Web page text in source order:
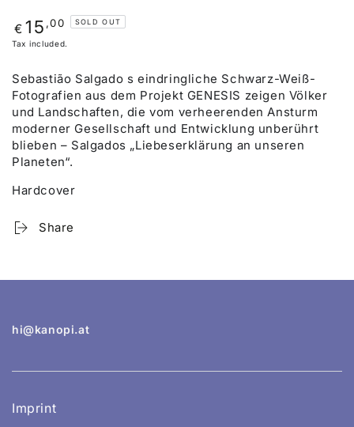
Regular
price
€ 15 ,00 SOLD OUT
Tax included.
Sebastião Salgado s eindringliche Schwarz-Weiß-
Fotografien aus dem Projekt GENESIS zeigen Völker
und Landschaften, die vom verheerenden Ansturm
moderner Gesellschaft und Entwicklung unberührt
blieben – Salgados „Liebeserklärung an unseren
Planeten“.
Hardcover
Share
hi@kanopi.at
Imprint